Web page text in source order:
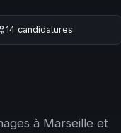
14 candidatures
à Marseille et